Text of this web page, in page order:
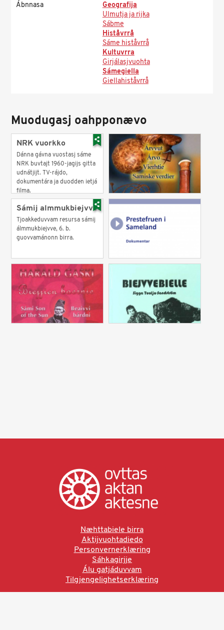
Ábnnasa
Geografija
Ulmutja ja rijka
Sábme
Histåvrrå
Sáme histåvrrå
Kultuvrra
Girjálasjvuohta
Sámegiella
Giellahiståvrrå
Muodugasj oahpponævo
NRK vuorkko
Dánna gávna vuostasj sáme
NRK buvtajt 1960-jagijs gitta
udnátjijt. TV-rájdo,
dokumentára ja duodden ietjá
filma.
Sámij almmukbiejvve
Tjoakkeduvvam resursa sámij
álmmukbiejvve, 6. b.
guovvamánonn birra.
Næhttabiele birra
Aktijvuohtadiedo
Personvernerklæring
Sáhkagirjje
Álu gatjáduvvam
Tilgjengelighetserklæring